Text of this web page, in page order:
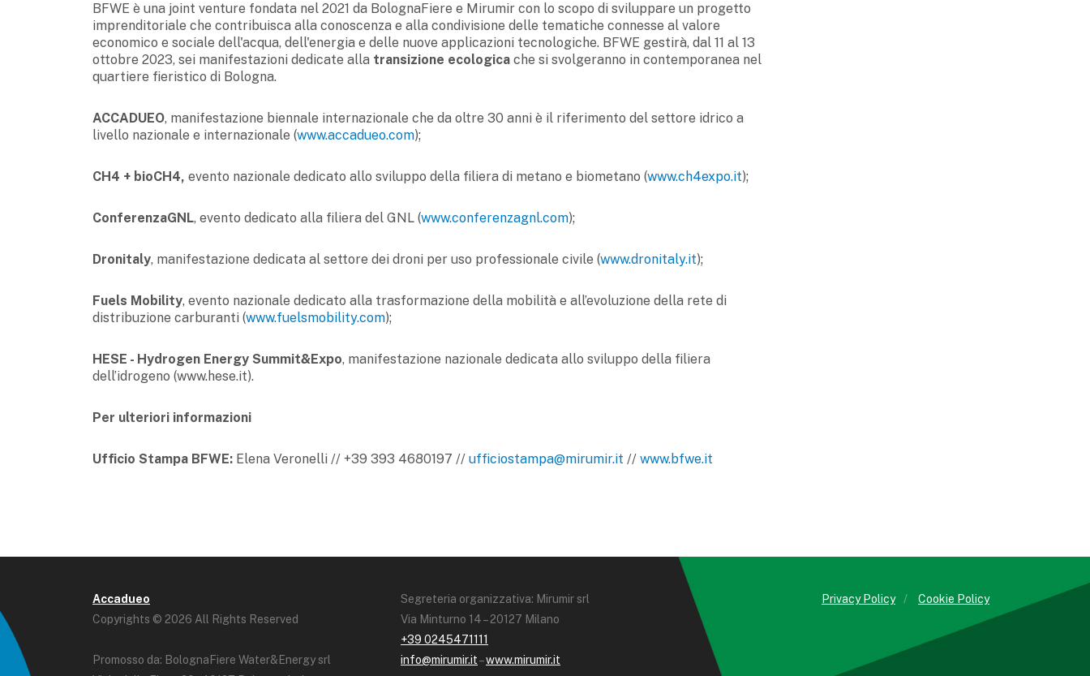
BFWE è una joint venture fondata nel 2021 da BolognaFiere e Mirumir con lo scopo di sviluppare un progetto
imprenditoriale che contribuisca alla conoscenza e alla condivisione delle tematiche connesse al valore
economico e sociale dell'acqua, dell'energia e delle nuove applicazioni tecnologiche. BFWE gestirà, dal 11 al 13
ottobre 2023, sei manifestazioni dedicate alla transizione ecologica che si svolgeranno in contemporanea nel
quartiere fieristico di Bologna.
ACCADUEO, manifestazione biennale internazionale che da oltre 30 anni è il riferimento del settore idrico a
livello nazionale e internazionale (www.accadueo.com);
CH4 + bioCH4, evento nazionale dedicato allo sviluppo della filiera di metano e biometano (www.ch4expo.it);
ConferenzaGNL, evento dedicato alla filiera del GNL (www.conferenzagnl.com);
Dronitaly, manifestazione dedicata al settore dei droni per uso professionale civile (www.dronitaly.it);
Fuels Mobility, evento nazionale dedicato alla trasformazione della mobilità e all’evoluzione della rete di
distribuzione carburanti (www.fuelsmobility.com);
HESE - Hydrogen Energy Summit&Expo, manifestazione nazionale dedicata allo sviluppo della filiera
dell’idrogeno (www.hese.it).
Per ulteriori informazioni
Ufficio Stampa BFWE: Elena Veronelli // +39 393 4680197 // ufficiostampa@mirumir.it // www.bfwe.it
Accadueo
Copyrights © 2026 All Rights Reserved
Promosso da: BolognaFiere Water&Energy srl
Segreteria organizzativa: Mirumir srl
Via Minturno 14 – 20127 Milano
+39 0245471111
info@mirumir.it–www.mirumir.it
Privacy Policy / Cookie Policy